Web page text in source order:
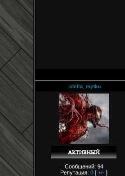
chilla_mytku
Сообщений: 94
Репутация: 0 [ +/- ]